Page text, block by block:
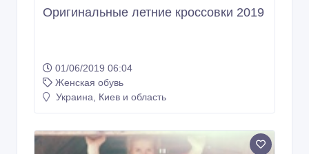
Оригинальные летние кроссовки 2019
01/06/2019 06:04
Женская обувь
Украина, Киев и область